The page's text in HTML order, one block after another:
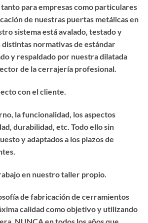
para empresas como particulares
de nuestras puertas metálicas en
sistema está avalado, testado y
normativas de estándar
y respaldado por nuestra dilatada
de la cerrajería profesional.
con el cliente.
la funcionalidad, los aspectos
durabilidad, etc. Todo ello sin
y adaptados a los plazos de
en nuestro taller propio.
de fabricación de cerramientos
calidad como objetivo y utilizando